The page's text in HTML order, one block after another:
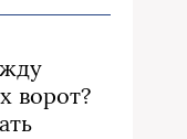
ворот?